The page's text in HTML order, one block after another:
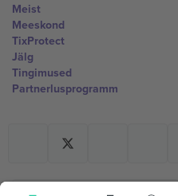
Meist
Meeskond
TixProtect
Jälg
Tingimused
Partnerlusprogramm